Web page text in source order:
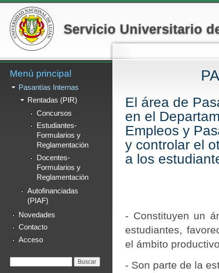
Servicio Universitario
Menú secundario
Menú principal
Pasantías Internas
Rentadas (PIR)
Concursos
Estudiantes-
Formularios y
Reglamentación
Docentes-
Formularios y
Reglamentación
Autofinanciadas
(PIAF)
Novedades
Contacto
Acceso
El área de
en el
Empleos y
y controlar el
a los
- Constituyen un
estudiantes,
el ámbito
- Son parte de la